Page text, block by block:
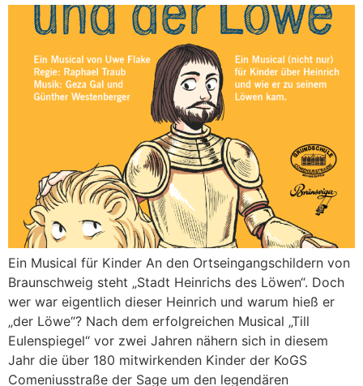
Ein Musical für Kinder An den Ortseingangschildern von
Braunschweig steht „Stadt Heinrichs des Löwen“. Doch
wer war eigentlich dieser Heinrich und warum hieß er
„der Löwe“? Nach dem erfolgreichen Musical „Till
Eulenspiegel“ vor zwei Jahren nähern sich in diesem
Jahr die über 180 mitwirkenden Kinder der KoGS
Comeniusstraße der Sage um den legendären